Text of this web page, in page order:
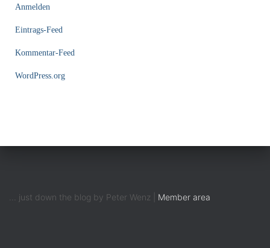
Anmelden
Eintrags-Feed
Kommentar-Feed
WordPress.org
... just down the blog by Peter Wenz | Member area